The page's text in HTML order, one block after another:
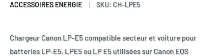
ACCESSOIRES ENERGIE SKU: CH-LPE5
Chargeur Canon LP-E5 compatible secteur et voiture pour
batteries LP-E5, LPE5 ou LP E5 utilisées sur Canon EOS